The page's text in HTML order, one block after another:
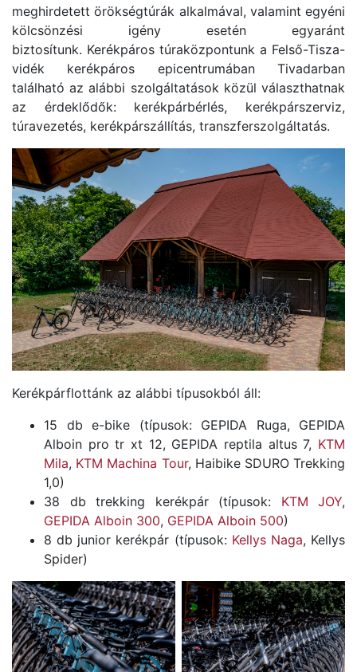
meghirdetett örökségtúrák alkalmával, valamint egyéni
kölcsönzési igény esetén egyaránt
biztosítunk. Kerékpáros túraközpontunk a Felső-Tisza-
vidék kerékpáros epicentrumában Tivadarban
található az alábbi szolgáltatások közül választhatnak
az érdeklődők: kerékpárbérlés, kerékpárszerviz,
túravezetés, kerékpárszállítás, transzferszolgáltatás.
Kerékpárflottánk az alábbi típusokból áll:
15 db e-bike (típusok: GEPIDA Ruga, GEPIDA
Alboin pro tr xt 12, GEPIDA reptila altus 7, KTM
Mila, KTM Machina Tour, Haibike SDURO Trekking
1,0)
38 db trekking kerékpár (típusok: KTM JOY,
GEPIDA Alboin 300, GEPIDA Alboin 500)
8 db junior kerékpár (típusok: Kellys Naga, Kellys
Spider)